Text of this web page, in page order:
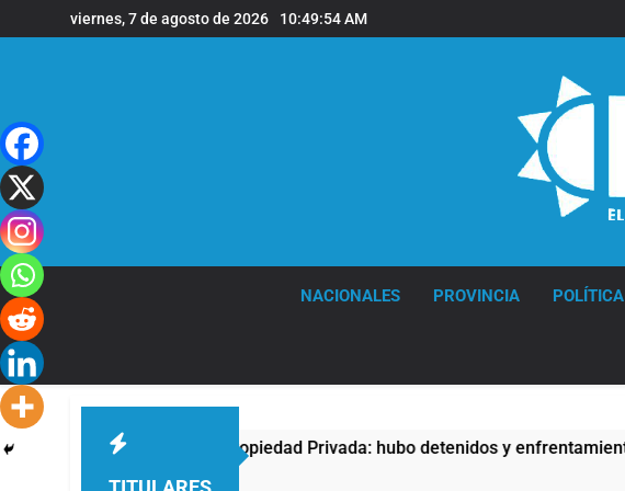
al
viernes, 7 de agosto de 2026 10:49:55 AM
NACIONALES PROVINCIA POLÍTICA
contra la Ley de Propiedad Privada: hubo detenidos y enfrentamientos